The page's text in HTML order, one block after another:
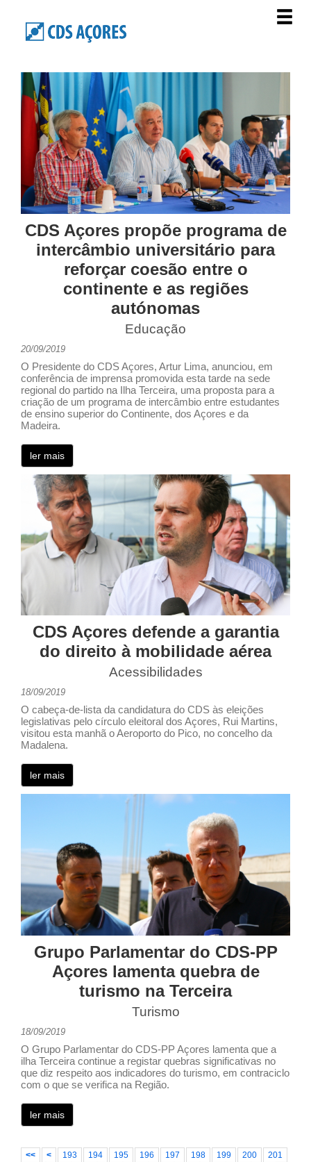
CDS Açores propõe programa de
intercâmbio universitário para
reforçar coesão entre o
continente e as regiões
autónomas
Educação
20/09/2019
O Presidente do CDS Açores, Artur Lima, anunciou, em
conferência de imprensa promovida esta tarde na sede
regional do partido na Ilha Terceira, uma proposta para a
criação de um programa de intercâmbio entre estudantes
de ensino superior do Continente, dos Açores e da
Madeira.
ler mais
CDS Açores defende a garantia
do direito à mobilidade aérea
Acessibilidades
18/09/2019
O cabeça-de-lista da candidatura do CDS às eleições
legislativas pelo círculo eleitoral dos Açores, Rui Martins,
visitou esta manhã o Aeroporto do Pico, no concelho da
Madalena.
ler mais
Grupo Parlamentar do CDS-PP
Açores lamenta quebra de
turismo na Terceira
Turismo
18/09/2019
O Grupo Parlamentar do CDS-PP Açores lamenta que a
ilha Terceira continue a registar quebras significativas no
que diz respeito aos indicadores do turismo, em contraciclo
com o que se verifica na Região.
ler mais
<< < 193 194 195 196 197 198 199 200
201